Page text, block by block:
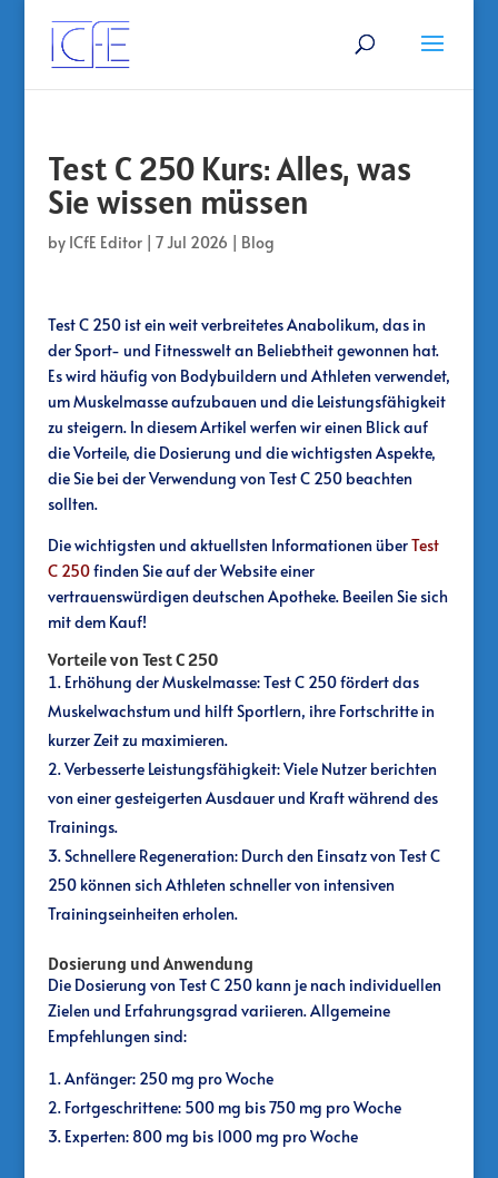
Test C 250 Kurs: Alles, was
Sie wissen müssen
by ICfE Editor| 7 Jul 2026 | Blog
Test C 250 ist ein weit verbreitetes Anabolikum, das in
der Sport- und Fitnesswelt an Beliebtheit gewonnen hat.
Es wird häufig von Bodybuildern und Athleten verwendet,
um Muskelmasse aufzubauen und die Leistungsfähigkeit
zu steigern. In diesem Artikel werfen wir einen Blick auf
die Vorteile, die Dosierung und die wichtigsten Aspekte,
die Sie bei der Verwendung von Test C 250 beachten
sollten.
Die wichtigsten und aktuellsten Informationen überTest
C 250finden Sie auf der Website einer
vertrauenswürdigen deutschen Apotheke. Beeilen Sie sich
mit dem Kauf!
Vorteile von Test C 250
Erhöhung der Muskelmasse: Test C 250 fördert das
Muskelwachstum und hilft Sportlern, ihre Fortschritte in
kurzer Zeit zu maximieren.
Verbesserte Leistungsfähigkeit: Viele Nutzer berichten
von einer gesteigerten Ausdauer und Kraft während des
Trainings.
Schnellere Regeneration: Durch den Einsatz von Test C
250 können sich Athleten schneller von intensiven
Trainingseinheiten erholen.
Dosierung und Anwendung
Die Dosierung von Test C 250 kann je nach individuellen
Zielen und Erfahrungsgrad variieren. Allgemeine
Empfehlungen sind:
Anfänger: 250 mg pro Woche
Fortgeschrittene: 500 mg bis 750 mg pro Woche
Experten: 800 mg bis 1000 mg pro Woche